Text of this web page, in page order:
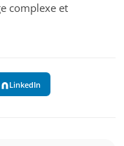
complexe et
LinkedIn